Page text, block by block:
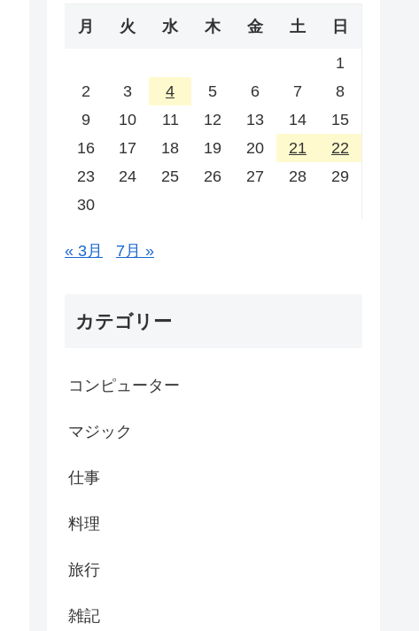
月 火 水 木 金 土 日
1
2
3 4 5 6 7
8
9
10 11 12 13 14
15
16
17 18 19 20 21
22
23
24 25 26 27 28
29
30
« 3月 7月 »
カテゴリー
コンピューター
マジック
仕事
料理
旅行
雑記